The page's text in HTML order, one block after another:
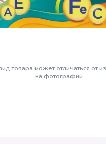
товара может отличаться от
на фотографии